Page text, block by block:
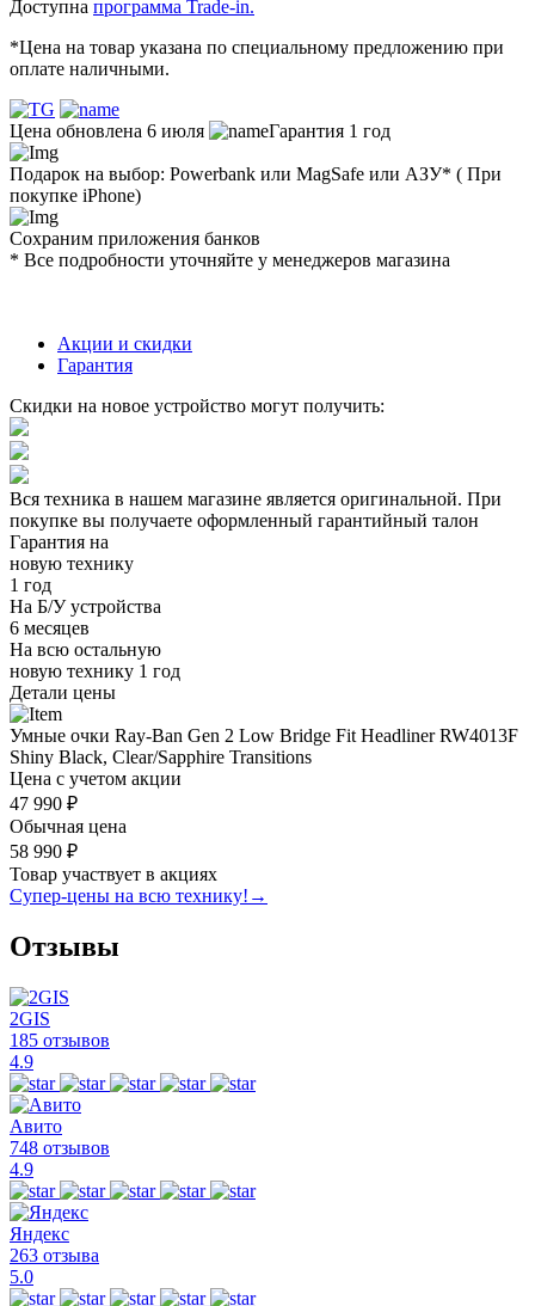
Доступна программа Trade-in.
*Цена на товар указана по специальному предложению при
оплате наличными.
Цена обновлена 6 июля Гарантия 1 год
Подарок на выбор: Powerbank или MagSafe или AЗУ* ( При
покупке iPhone)
Сохраним приложения банков
* Все подробности уточняйте у менеджеров магазина
Акции и скидки
Гарантия
Скидки на новое устройство могут получить:
Вся техника в нашем магазине является оригинальной. При
покупке вы получаете оформленный гарантийный талон
Гарантия на
новую технику
1 год
На Б/У устройства
6 месяцев
На всю остальную
новую технику 1 год
Детали цены
Умные очки Ray-Ban Gen 2 Low Bridge Fit Headliner RW4013F
Shiny Black, Clear/Sapphire Transitions
Цена с учетом акции
47 990 ₽
Обычная цена
58 990 ₽
Товар участвует в акциях
Супер-цены на всю технику! →
Отзывы
2GIS
185 отзывов
4.9
Авито
748 отзывов
4.9
Яндекс
263 отзыва
5.0